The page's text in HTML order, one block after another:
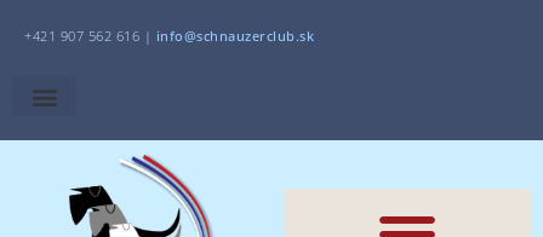
+421 907 562 616 | info@schnauzerclub.sk